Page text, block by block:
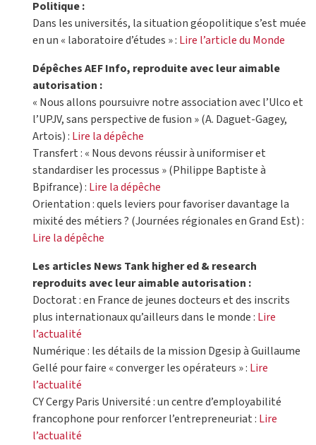
Politique :
Dans les universités, la situation géopolitique s’est muée
en un « laboratoire d’études » : Lire l’article du Monde
Dépêches AEF Info, reproduite avec leur aimable
autorisation :
« Nous allons poursuivre notre association avec l’Ulco et
l’UPJV, sans perspective de fusion » (A. Daguet-Gagey,
Artois) : Lire la dépêche
Transfert : « Nous devons réussir à uniformiser et
standardiser les processus » (Philippe Baptiste à
Bpifrance) : Lire la dépêche
Orientation : quels leviers pour favoriser davantage la
mixité des métiers ? (Journées régionales en Grand Est) :
Lire la dépêche
Les articles News Tank higher ed & research
reproduits avec leur aimable autorisation :
Doctorat : en France de jeunes docteurs et des inscrits
plus internationaux qu’ailleurs dans le monde : Lire
l’actualité
Numérique : les détails de la mission Dgesip à Guillaume
Gellé pour faire « converger les opérateurs » : Lire
l’actualité
CY Cergy Paris Université : un centre d’employabilité
francophone pour renforcer l’entrepreneuriat : Lire
l’actualité